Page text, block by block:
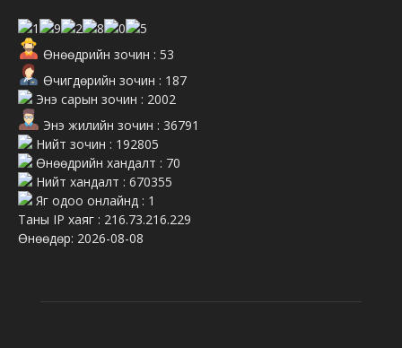
Өнөөдрийн зочин : 53
Өчигдөрийн зочин : 187
Энэ сарын зочин : 2002
Энэ жилийн зочин : 36791
Нийт зочин : 192805
Өнөөдрийн хандалт : 70
Нийт хандалт : 670355
Яг одоо онлайнд : 1
Таны IP хаяг : 216.73.216.229
Өнөөдөр: 2026-08-08